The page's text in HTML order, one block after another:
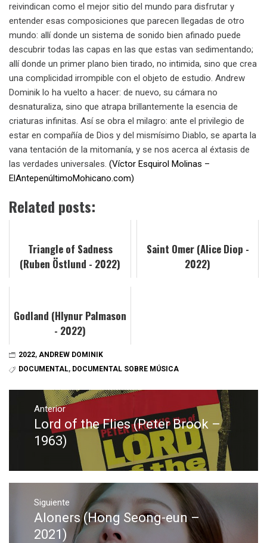
reivindican como el mejor sitio del mundo para disfrutar y
entender esas composiciones que parecen llegadas de otro
mundo: allí donde un sistema de sonido bien afinado puede
descubrir todas las capas en las que estas van sedimentando;
allí donde un primer plano bien tirado, no intimida, sino que crea
una complicidad irrompible con el objeto de estudio. Andrew
Dominik lo ha vuelto a hacer: de nuevo, su cámara no
desnaturaliza, sino que atrapa brillantemente la esencia de
criaturas infinitas. Así se obra el milagro: ante el privilegio de
estar en compañía de Dios y del mismísimo Diablo, se aparta la
vana tentación de la mitomanía, y se nos acerca al éxtasis de
las verdades universales. (Víctor Esquirol Molinas –
ElAntepenúltimoMohicano.com)
Related posts:
Triangle of Sadness
(Ruben Östlund - 2022)
Saint Omer (Alice Diop -
2022)
Godland (Hlynur Palmason
- 2022)
2022, ANDREW DOMINIK
DOCUMENTAL, DOCUMENTAL SOBRE MÚSICA
Navegación
entradas
Anterior
Entrada
anterior:
Lord of the Flies (Peter Brook –
1963)
Siguiente
Entrada
siguiente:
Aloners (Hong Seong-eun –
2021)